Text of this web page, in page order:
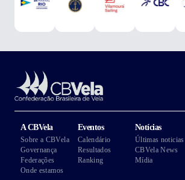
A CBVela
Sobre a CBVela
Governança
Federações
Onde estamos
Eventos
Calendário
Resultados
Ranking
Notícias
Últimas noticias
CBVela News
Mídia